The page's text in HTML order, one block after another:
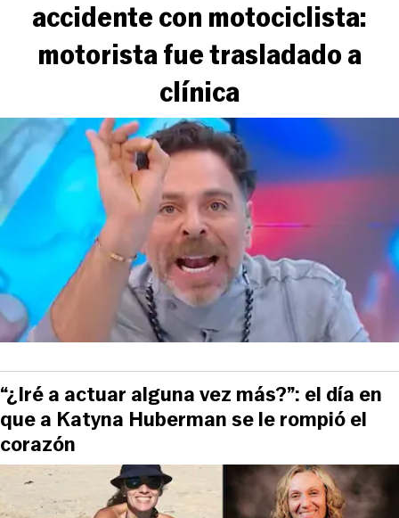
accidente con motociclista:
motorista fue trasladado a
clínica
“¿Iré a actuar alguna vez más?”: el día en
que a Katyna Huberman se le rompió el
corazón